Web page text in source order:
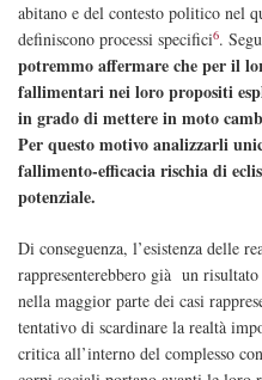
abitano e del contesto politico nel
definiscono processi specifici6.
potremmo affermare che per il
fallimentari nei loro propositi
in grado di mettere in moto
Per questo motivo analizzarli
fallimento-efficacia rischia di
potenziale.
Di conseguenza, l’esistenza delle
rappresenterebbero già un
nella maggior parte dei casi
tentativo di scardinare la realtà
critica all’interno del complesso